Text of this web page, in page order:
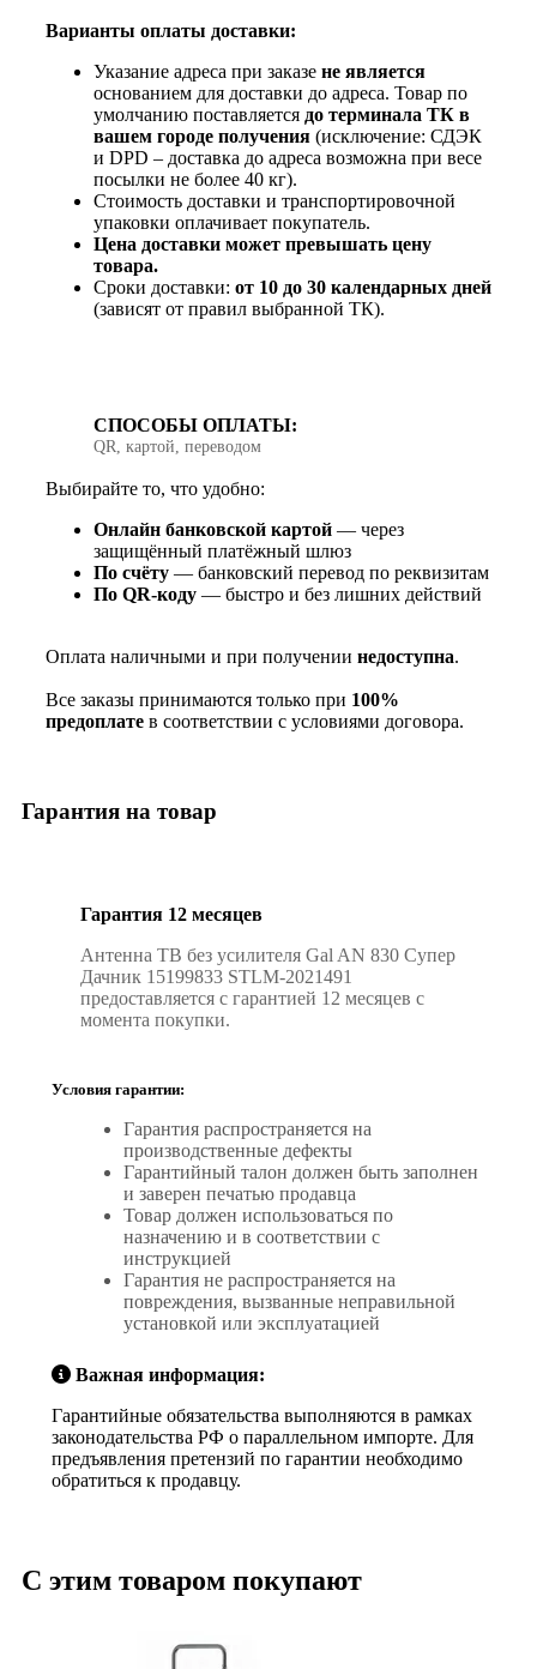
Варианты оплаты доставки:
Указание адреса при заказе не является
основанием для доставки до адреса. Товар по
умолчанию поставляется до терминала ТК в
вашем городе получения (исключение: СДЭК
и DPD – доставка до адреса возможна при весе
посылки не более 40 кг).
Стоимость доставки и транспортировочной
упаковки оплачивает покупатель.
Цена доставки может превышать цену
товара.
Сроки доставки: от 10 до 30 календарных дней
(зависят от правил выбранной ТК).
СПОСОБЫ ОПЛАТЫ:
QR, картой, переводом
Выбирайте то, что удобно:
Онлайн банковской картой — через
защищённый платёжный шлюз
По счёту — банковский перевод по реквизитам
По QR‑коду — быстро и без лишних действий
Оплата наличными и при получении недоступна.
Все заказы принимаются только при 100%
предоплате в соответствии с условиями договора.
Гарантия на товар
Гарантия 12 месяцев
Антенна ТВ без усилителя Gal AN 830 Супер
Дачник 15199833 STLM-2021491
предоставляется с гарантией 12 месяцев с
момента покупки.
Условия гарантии:
Гарантия распространяется на
производственные дефекты
Гарантийный талон должен быть заполнен
и заверен печатью продавца
Товар должен использоваться по
назначению и в соответствии с
инструкцией
Гарантия не распространяется на
повреждения, вызванные неправильной
установкой или эксплуатацией
Важная информация:
Гарантийные обязательства выполняются в рамках
законодательства РФ о параллельном импорте. Для
предъявления претензий по гарантии необходимо
обратиться к продавцу.
С этим товаром покупают